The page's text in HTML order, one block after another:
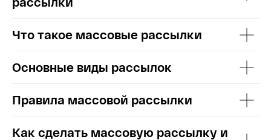
Что такое массовые рассылки
Основные виды рассылок
Правила массовой рассылки
Как сделать массовую рассылку и